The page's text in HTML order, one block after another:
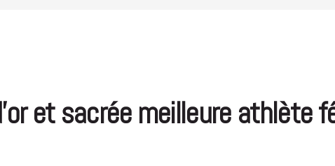
et sacrée meilleure athlète